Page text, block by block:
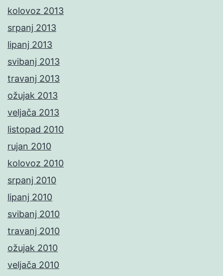
kolovoz 2013
srpanj 2013
lipanj 2013
svibanj 2013
travanj 2013
ožujak 2013
veljača 2013
listopad 2010
rujan 2010
kolovoz 2010
srpanj 2010
lipanj 2010
svibanj 2010
travanj 2010
ožujak 2010
veljača 2010